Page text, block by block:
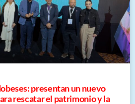
presentan un nuevo
rescatar el patrimonio y la